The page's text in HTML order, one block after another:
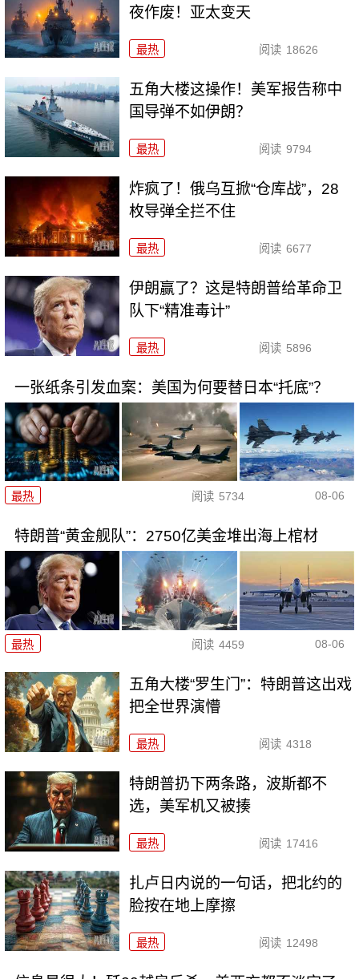
夜作废！亚太变天
最热 阅读 18626
五角大楼这操作！美军报告称中
国导弹不如伊朗？
最热 阅读 9794
炸疯了！俄乌互掀“仓库战”，28
枚导弹全拦不住
最热 阅读 6677
伊朗赢了？这是特朗普给革命卫
队下“精准毒计”
最热 阅读 5896
一张纸条引发血案：美国为何要替日本“托底”？
最热 阅读 5734 08-06
特朗普“黄金舰队”：2750亿美金堆出海上棺材
最热 阅读 4459 08-06
五角大楼“罗生门”：特朗普这出戏
把全世界演懵
最热 阅读 4318
特朗普扔下两条路，波斯都不
选，美军机又被揍
最热 阅读 17416
扎卢日内说的一句话，把北约的
脸按在地上摩擦
最热 阅读 12498